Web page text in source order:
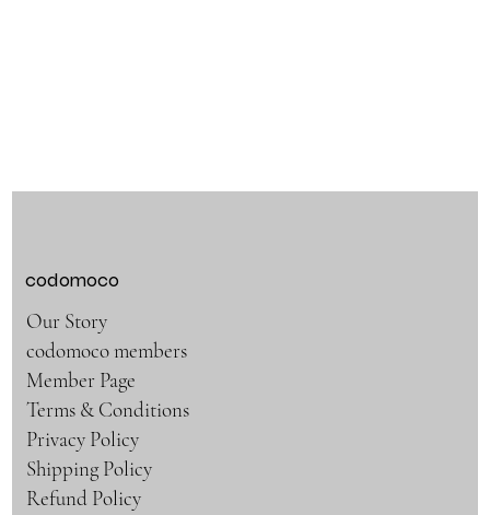
codomoco
Our Story
codomoco members
Member Page
Terms & Conditions
Privacy Policy
Shipping Policy
Refund Policy